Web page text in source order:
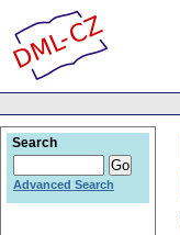
Search
Advanced Search